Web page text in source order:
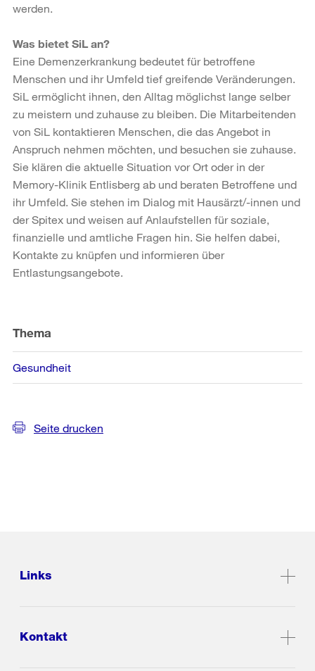
werden.
Was bietet SiL an?
Eine Demenzerkrankung bedeutet für betroffene
Menschen und ihr Umfeld tief greifende Veränderungen.
SiL ermöglicht ihnen, den Alltag möglichst lange selber
zu meistern und zuhause zu bleiben. Die Mitarbeitenden
von SiL kontaktieren Menschen, die das Angebot in
Anspruch nehmen möchten, und besuchen sie zuhause.
Sie klären die aktuelle Situation vor Ort oder in der
Memory-Klinik Entlisberg ab und beraten Betroffene und
ihr Umfeld. Sie stehen im Dialog mit Hausärzt/-innen und
der Spitex und weisen auf Anlaufstellen für soziale,
finanzielle und amtliche Fragen hin. Sie helfen dabei,
Kontakte zu knüpfen und informieren über
Entlastungsangebote.
Informationen
Thema
Gesundheit
Seite drucken
Links
Kontakt